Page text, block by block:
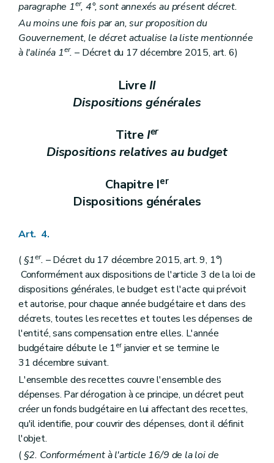
paragraphe 1er, 4°, sont annexés au présent décret.
Au moins une fois par an, sur proposition du
Gouvernement, le décret actualise la liste mentionnée
à l'alinéa 1er. – Décret du 17 décembre 2015, art. 6)
LivreII
Dispositions générales
TitreIer
Dispositions relatives au budget
Chapitre Ier
Dispositions générales
Art. 4.
(§1er. – Décret du 17 décembre 2015, art. 9, 1°)
Conformément aux dispositions de l'article 3 de la loi de
dispositions générales, le budget est l'acte qui prévoit
et autorise, pour chaque année budgétaire et dans des
décrets, toutes les recettes et toutes les dépenses de
l'entité, sans compensation entre elles. L'année
budgétaire débute le 1erjanvier et se termine le
31 décembre suivant.
L'ensemble des recettes couvre l'ensemble des
dépenses. Par dérogation à ce principe, un décret peut
créer un fonds budgétaire en lui affectant des recettes,
qu'il identifie, pour couvrir des dépenses, dont il définit
l'objet.
( §2. Conformément à l'article 16/9 de la loi de